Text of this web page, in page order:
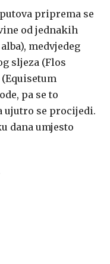
priprema se
od jednakih
medvjedeg
sljeza (Flos
pa se to
ujutro se procijedi.
dana umjesto